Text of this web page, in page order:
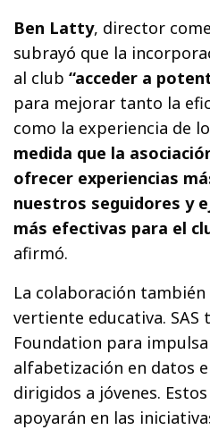
Ben Latty, director
subrayó que la
al club“acceder a
para mejorar tanto la
como la experiencia de
medida que la
ofrecer experiencias
nuestros seguidores y
más efectivas para el
afirmó.
La colaboración
vertiente educativa. SAS
Foundation para
alfabetización en datos
dirigidos a jóvenes.
apoyarán en las